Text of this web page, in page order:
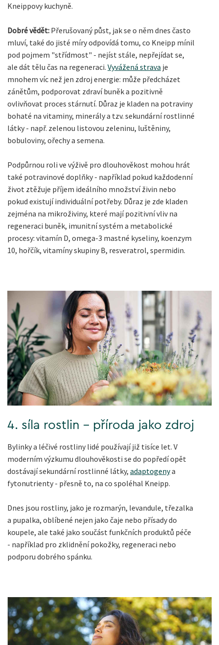
Kneippovy kuchyně.
Dobré vědět: Přerušovaný půst, jak se o něm dnes často
mluví, také do jisté míry odpovídá tomu, co Kneipp mínil
pod pojmem "střídmost" - nejíst stále, nepřejídat se,
ale dát tělu čas na regeneraci. Vyvážená strava je
mnohem víc než jen zdroj energie: může předcházet
zánětům, podporovat zdraví buněk a pozitivně
ovlivňovat proces stárnutí. Důraz je kladen na potraviny
bohaté na vitaminy, minerály a tzv. sekundární rostlinné
látky - např. zelenou listovou zeleninu, luštěniny,
bobuloviny, ořechy a semena.
Podpůrnou roli ve výživě pro dlouhověkost mohou hrát
také potravinové doplňky - například pokud každodenní
život ztěžuje příjem ideálního množství živin nebo
pokud existují individuální potřeby. Důraz je zde kladen
zejména na mikroživiny, které mají pozitivní vliv na
regeneraci buněk, imunitní systém a metabolické
procesy: vitamín D, omega-3 mastné kyseliny, koenzym
10, hořčík, vitamíny skupiny B, resveratrol, spermidin.
4. síla rostlin - příroda jako zdroj
Bylinky a léčivé rostliny lidé používají již tisíce let. V
moderním výzkumu dlouhověkosti se do popředí opět
dostávají sekundární rostlinné látky, adaptogenya
fytonutrienty - přesně to, na co spoléhal Kneipp.
Dnes jsou rostliny, jako je rozmarýn, levandule, třezalka
a pupalka, oblíbené nejen jako čaje nebo přísady do
koupele, ale také jako součást funkčních produktů péče
- například pro zklidnění pokožky, regeneraci nebo
podporu dobrého spánku.